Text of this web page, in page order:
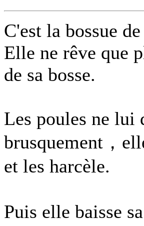
C'est la bossue
Elle ne rêve que
de sa bosse.
Les poules ne lui
brusquement，
et les harcèle.
Puis elle baisse